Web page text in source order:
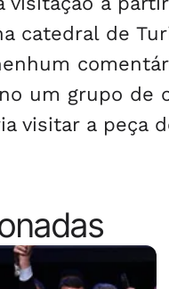
catedral de
um grupo de
visitar a peça